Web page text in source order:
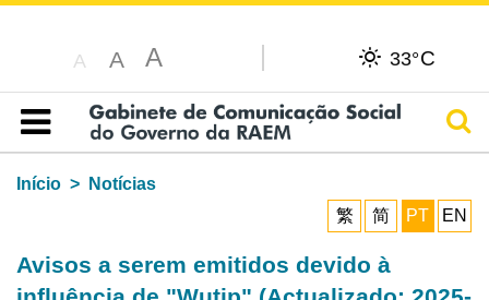
A A A 33°C
Índice
Início
Notícias
繁
简 PT EN
Avisos a serem emitidos devido à